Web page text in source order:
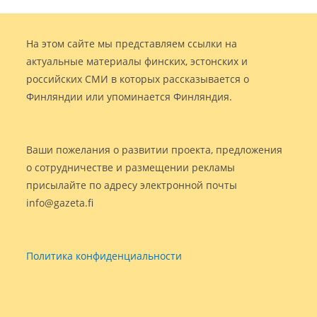
На этом сайте мы представляем ссылки на
актуальные материалы финских, эстонских и
российских СМИ в которых рассказывается о
Финляндии или упоминается Финляндия.
Ваши пожелания о развитии проекта, предложения
о сотрудничестве и размещении рекламы
присылайте по адресу электронной почты
info@gazeta.fi
Политика конфиденциальности